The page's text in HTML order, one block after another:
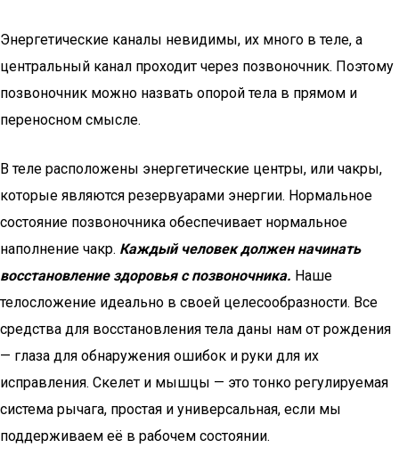
Энергетические каналы невидимы, их много в теле, а
центральный канал проходит через позвоночник. Поэтому
позвоночник можно назвать опорой тела в прямом и
переносном смысле.
В теле расположены энергетические центры, или чакры,
которые являются резервуарами энергии. Нормальное
состояние позвоночника обеспечивает нормальное
наполнение чакр. Каждый человек должен начинать
восстановление здоровья с позвоночника. Наше
телосложение идеально в своей целесообразности. Все
средства для восстановления тела даны нам от рождения
— глаза для обнаружения ошибок и руки для их
исправления. Скелет и мышцы — это тонко регулируемая
система рычага, простая и универсальная, если мы
поддерживаем её в рабочем состоянии.